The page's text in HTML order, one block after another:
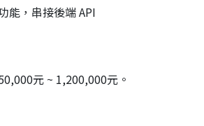
能，串接後端 API
元 ~ 1,200,000元。